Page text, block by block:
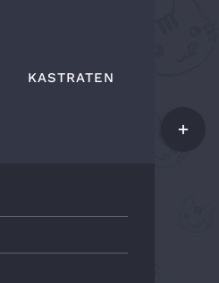
KASTRATEN